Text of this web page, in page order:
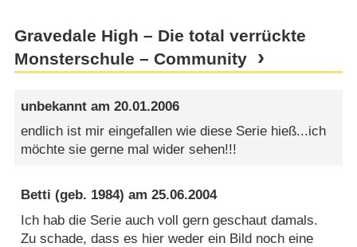
Gravedale High – Die total verrückte
Monsterschule – Community
unbekannt am20.01.2006
endlich ist mir eingefallen wie diese Serie hieß...ich
möchte sie gerne mal wider sehen!!!
Betti (geb. 1984) am25.06.2004
Ich hab die Serie auch voll gern geschaut damals.
Zu schade, dass es hier weder ein Bild noch eine